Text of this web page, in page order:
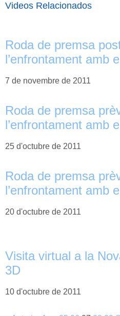
Videos Relacionados
Roda de premsa
l’enfrontament amb
7 de novembre de 2011
Roda de premsa
l’enfrontament amb
25 d'octubre de 2011
Roda de premsa
l’enfrontament amb
20 d'octubre de 2011
Visita virtual a la
3D
10 d'octubre de 2011